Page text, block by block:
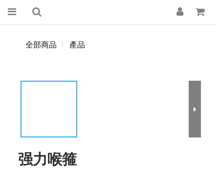
全部商品 產品
强力喉箍